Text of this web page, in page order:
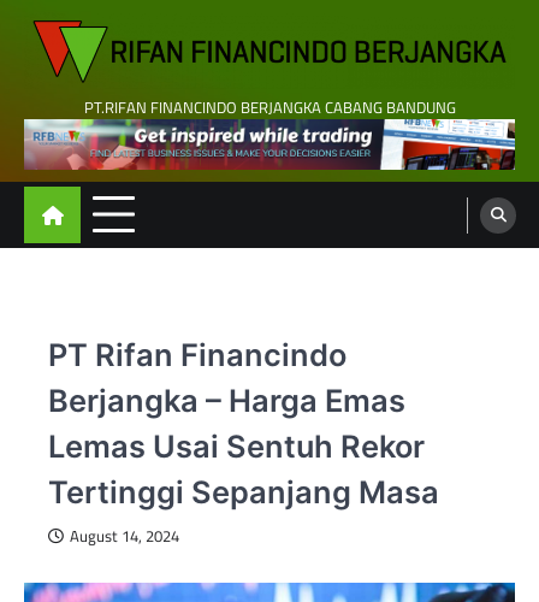
content
PT.RIFAN FINANCINDO BERJANGKA CABANG BANDUNG
PT Rifan Financindo
Berjangka – Harga Emas
Lemas Usai Sentuh Rekor
Tertinggi Sepanjang Masa
August 14, 2024